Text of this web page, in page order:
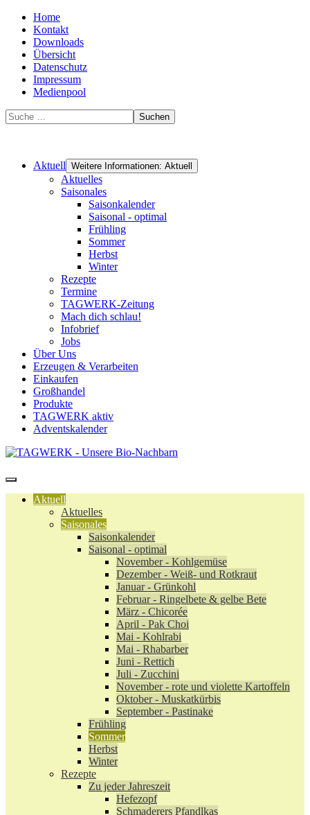
Home
Kontakt
Downloads
Übersicht
Datenschutz
Impressum
Medienpool
Suchen
Aktuell Weitere Informationen: Aktuell
Aktuelles
Saisonales
Saisonkalender
Saisonal - optimal
Frühling
Sommer
Herbst
Winter
Rezepte
Termine
TAGWERK-Zeitung
Mach dich schlau!
Infobrief
Jobs
Über Uns
Erzeugen & Verarbeiten
Einkaufen
Großhandel
Produkte
TAGWERK aktiv
Adventskalender
Aktuell
Aktuelles
Saisonales
Saisonkalender
Saisonal - optimal
November - Kohlgemüse
Dezember - Weiß- und Rotkraut
Januar - Grünkohl
Februar - Ringelbete & gelbe Bete
März - Chicorée
April - Pak Choi
Mai - Kohlrabi
Mai - Rhabarber
Juni - Rettich
Juli - Zucchini
November - rote und violette Kartoffeln
Oktober - Muskatkürbis
September - Pastinake
Frühling
Sommer
Herbst
Winter
Rezepte
Zu jeder Jahreszeit
Hefezopf
Schmaderers Pfandlkas